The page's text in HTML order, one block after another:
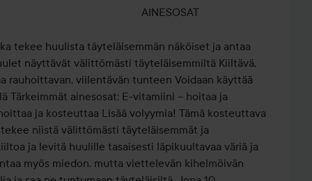
AINESOSAT
tekee huulista täyteläisemmän näköiset ja antaa
näyttävät välittömästi täyteläisemmiltä Kiiltävä,
rauhoittavan, viilentävän tunteen Voidaan käyttää
Tärkeimmät ainesosat: E-vitamiini – hoitaa ja
ja kosteuttaa Lisää volyymia! Tämä kosteuttava
niistä välittömästi täyteläisemmät ja
ja levitä huulille tasaisesti läpikuultavaa väriä ja
myös miedon, mutta viettelevän kihelmöivän